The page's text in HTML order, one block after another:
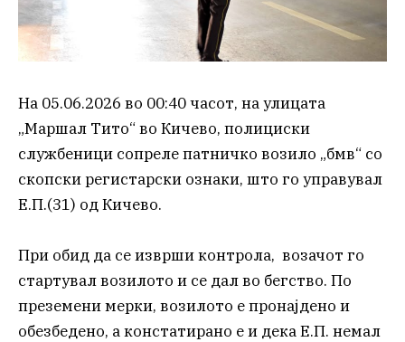
На 05.06.2026 во 00:40 часот, на улицата
„Маршал Тито“ во Кичево, полициски
службеници сопреле патничко возило „бмв“ со
скопски регистарски ознаки, што го управувал
Е.П.(31) од Кичево.
При обид да се изврши контрола, возачот го
стартувал возилото и се дал во бегство. По
преземени мерки, возилото е пронајдено и
обезбедено, а констатирано е и дека Е.П. немал